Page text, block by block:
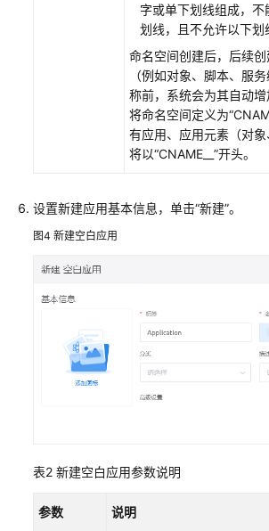
者
户
用
Astro
建
用
字或单下划线组成，
划线，且不允许以下划
命名空间创建后，后续
（例如对象、脚本、服
称前，系统会为其自动增
将命名空间定义为
有应用、应用元素（对
将以“CNAME__”开头。
设置新建应用基本信息，单击“新建”。
图4 新建空白应用
表2 新建空白应用参数说明
参数 说明